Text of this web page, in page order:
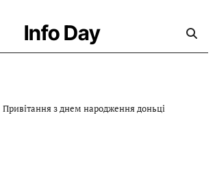
Info Day
Привітання з днем народження доньці